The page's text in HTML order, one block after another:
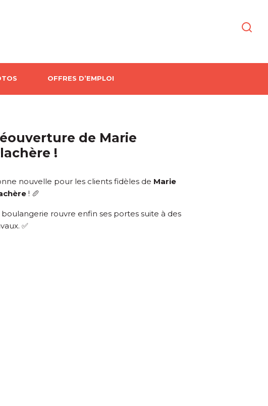
OFFRES D’EMPLOI
de Marie
!
nouvelle pour les clients fidèles de Marie
! 🥖
boulangerie rouvre enfin ses portes suite à des
✅